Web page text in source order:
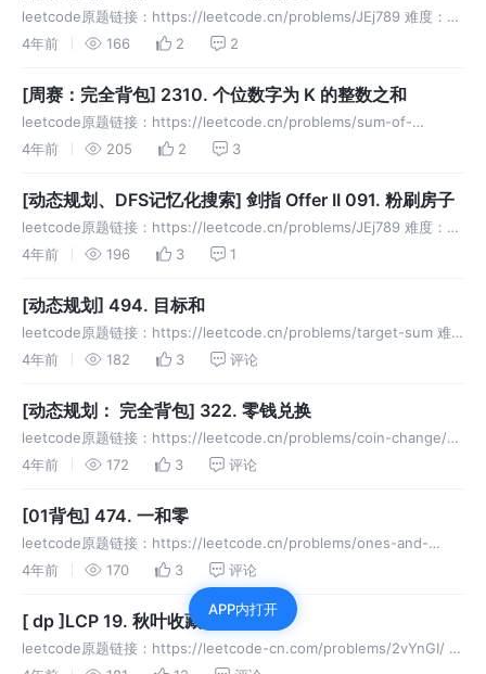
leetcode原题链接：https://leetcode.cn/problems/JEj789 难度：中
等 方法：动态规划 题目 假如有一排房子，共 n 个，每个房子可以被粉
4年前 166 2 2
[周赛：完全背包] 2310. 个位数字为 K 的整数之和
leetcode原题链接：https://leetcode.cn/problems/sum-of-
numbers-with-units-digit-k/ 难度：中等 方法：完全背包 题目 给你
4年前 205 2 3
[动态规划、DFS记忆化搜索] 剑指 Offer II 091. 粉刷房子
leetcode原题链接：https://leetcode.cn/problems/JEj789 难度：中
等 方法：深度优先遍历、动态规划 题目 假如有一排房子，共 n 个，每
4年前 196 3 1
[动态规划] 494. 目标和
leetcode原题链接：https://leetcode.cn/problems/target-sum 难
度：中等 方法：动态规划 题目 给你一个整数数组 nums 和一个整数
4年前 182 3 评论
[动态规划： 完全背包] 322. 零钱兑换
leetcode原题链接：https://leetcode.cn/problems/coin-change/
难度：中等 方法：动态规划 题目 给你一个整数数组 coins ，表示不同
4年前 172 3 评论
[01背包] 474. 一和零
leetcode原题链接：https://leetcode.cn/problems/ones-and-
zeroes/ 难度：中等 方法：DP 题目 给你一个二进制字符串数组 strs
4年前 170 3 评论
[ dp ]LCP 19. 秋叶收藏集
leetcode原题链接：https://leetcode-cn.com/problems/2vYnGI/ 难
APP内打开